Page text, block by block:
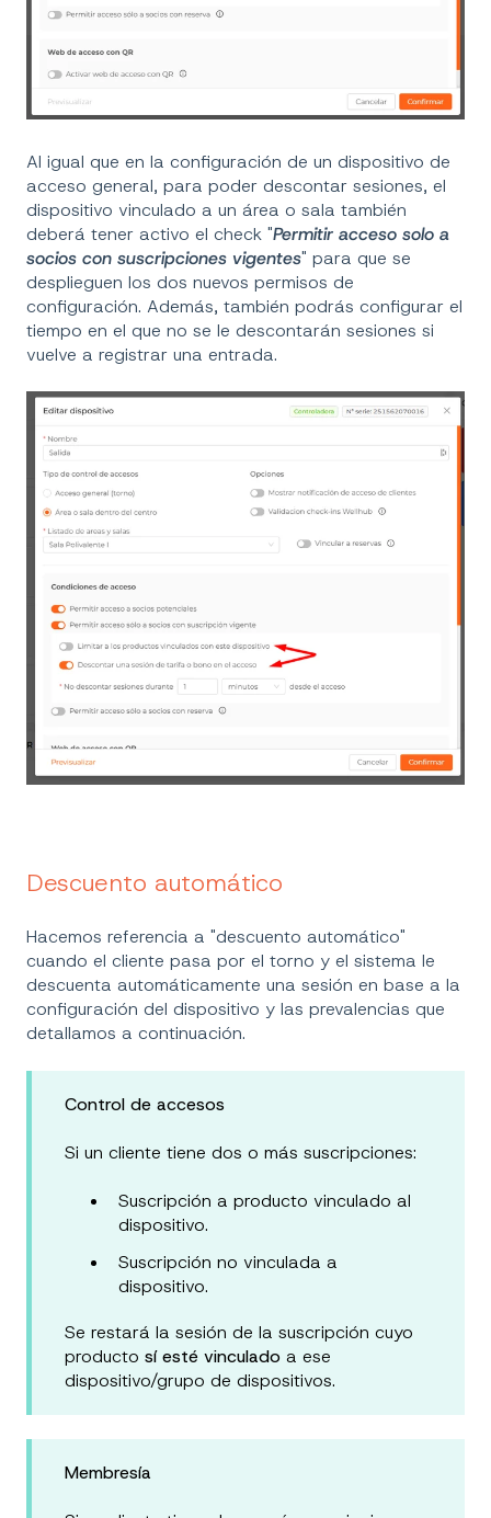
Al igual que en la configuración de un dispositivo de
acceso general, para poder descontar sesiones, el
dispositivo vinculado a un área o sala también
deberá tener activo el check "Permitir acceso solo a
socios con suscripciones vigentes" para que se
desplieguen los dos nuevos permisos de
configuración. Además, también podrás configurar el
tiempo en el que no se le descontarán sesiones si
vuelve a registrar una entrada.
Descuento automático
Hacemos referencia a "descuento automático"
cuando el cliente pasa por el torno y el sistema le
descuenta automáticamente una sesión en base a la
configuración del dispositivo y las prevalencias que
detallamos a continuación.
Control de accesos
Si un cliente tiene dos o más suscripciones:
Suscripción a producto vinculado al
dispositivo.
Suscripción no vinculada a
dispositivo.
Se restará la sesión de la suscripción cuyo
producto sí esté vinculado a ese
dispositivo/grupo de dispositivos.
Membresía